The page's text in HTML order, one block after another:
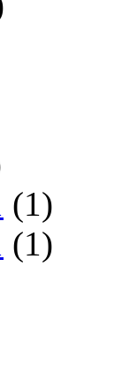
(1)
(1)